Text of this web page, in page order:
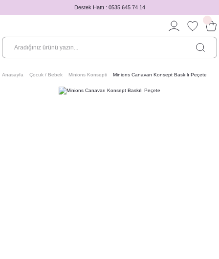
Destek Hattı : 0535 645 74 14
Anasayfa Çocuk / Bebek Minions Konsepti Minions Canavarı Konsept Baskılı Peçete